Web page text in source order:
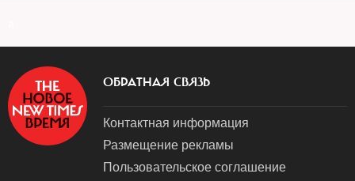
ОБРАТНАЯ СВЯЗЬ
Контактная информация
Размещение рекламы
Пользовательское соглашение